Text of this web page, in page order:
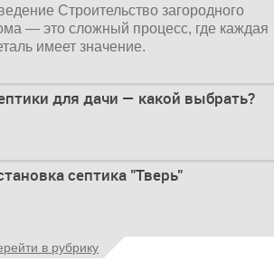
Строительство загородного
— это сложный процесс, где каждая
имеет значение.
для дачи — какой выбрать?
строительстве дачи одной из
задач становится
септика "Тверь"
септика Тверь - важнейший
утилизации сточных вод в частных
в рубрику